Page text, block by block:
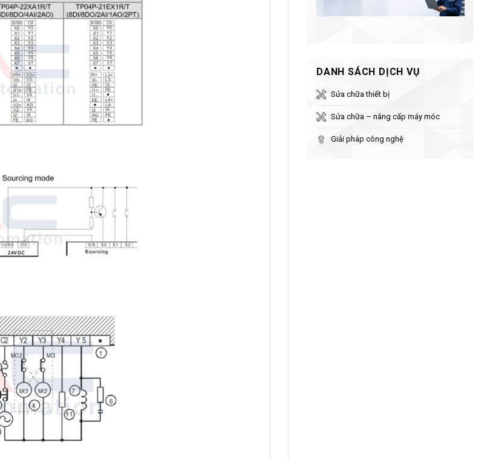
DANH SÁCH DỊCH VỤ
Sửa chữa thiết bị
Sửa chữa – nâng cấp máy móc
Giải pháp công nghệ